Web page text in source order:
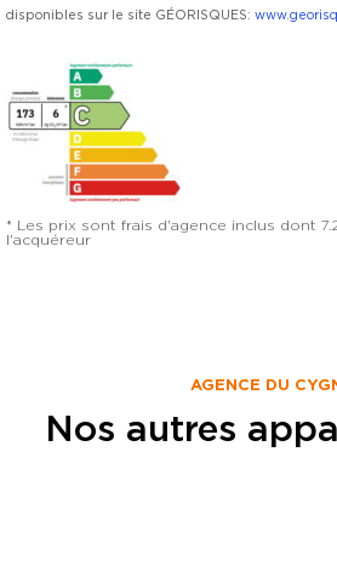
disponibles sur le site GÉORISQUES:
* Les prix sont frais d'agence inclus dont
l'acquéreur
AGENCE DU
Nos autres